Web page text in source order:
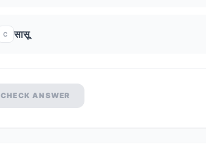
C सासू
CHECK ANSWER